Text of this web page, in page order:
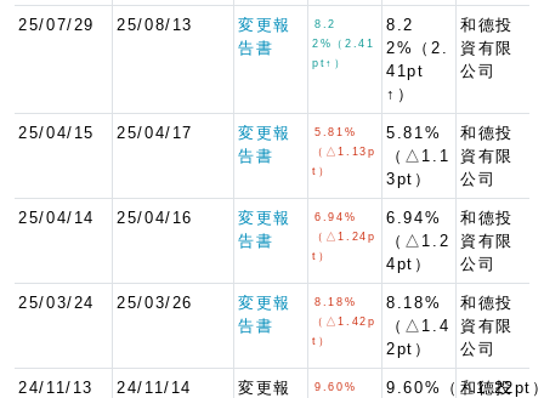
25/07/29 25/08/13
変更報
告書
8.2
2%（2.41
pt↑）
8.2
2%（2.
41pt
↑）
和德投
資有限
公司
25/04/15 25/04/17
変更報
告書
5.81%
（△1.13p
t）
5.81%
（△1.1
3pt）
和德投
資有限
公司
25/04/14 25/04/16
変更報
告書
6.94%
（△1.24p
t）
6.94%
（△1.2
4pt）
和德投
資有限
公司
25/03/24 25/03/26
変更報
告書
8.18%
（△1.42p
t）
8.18%
（△1.4
2pt）
和德投
資有限
公司
24/11/13 24/11/14
変更報
9.60%
9.60%（△1.22pt
和德投